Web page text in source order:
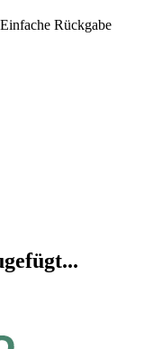
Einfache Rückgabe